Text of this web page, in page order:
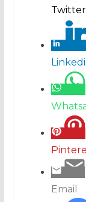
Twitter
Email